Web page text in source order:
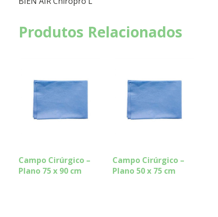
Produtos Relacionados
Campo Cirúrgico –
Plano 75 x 90 cm
Campo Cirúrgico –
Plano 50 x 75 cm